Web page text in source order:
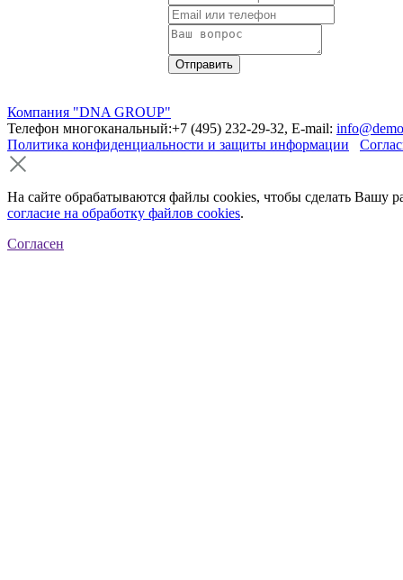
Компания "DNA GROUP"
Телефон многоканальный:+7 (495) 232-29-32, E-mail:
Политика конфиденциальности и защиты информации
На сайте обрабатываются файлы cookies, чтобы сделать Вашу
согласие на обработку файлов cookies.
Согласен